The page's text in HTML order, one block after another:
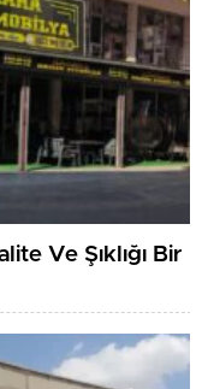
Ve Şıklığı Bir